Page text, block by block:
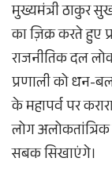
मुख्यमंत्री ठाकुर
का ज़िक्र करते हुए
राजनीतिक दल
प्रणाली को धन-
के महापर्व पर
लोग
सबक सिखाएंगे।